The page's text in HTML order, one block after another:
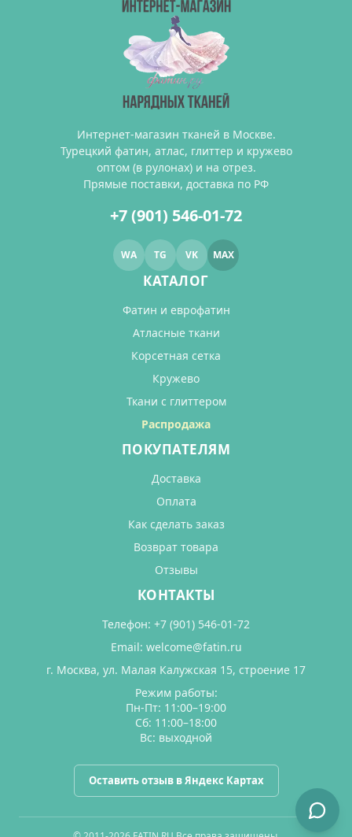
Интернет-магазин тканей в Москве.
Турецкий фатин, атлас, глиттер и кружево
оптом (в рулонах) и на отрез.
Прямые поставки, доставка по РФ
+7 (901) 546-01-72
WA TG VK MAX
КАТАЛОГ
Фатин и еврофатин
Атласные ткани
Корсетная сетка
Кружево
Ткани с глиттером
Распродажа
ПОКУПАТЕЛЯМ
Доставка
Оплата
Как сделать заказ
Возврат товара
Отзывы
КОНТАКТЫ
Телефон: +7 (901) 546-01-72
Email: welcome@fatin.ru
г. Москва, ул. Малая Калужская 15, строение 17
Режим работы:
Пн-Пт: 11:00–19:00
Сб: 11:00–18:00
Вс: выходной
Оставить отзыв в Яндекс Картах